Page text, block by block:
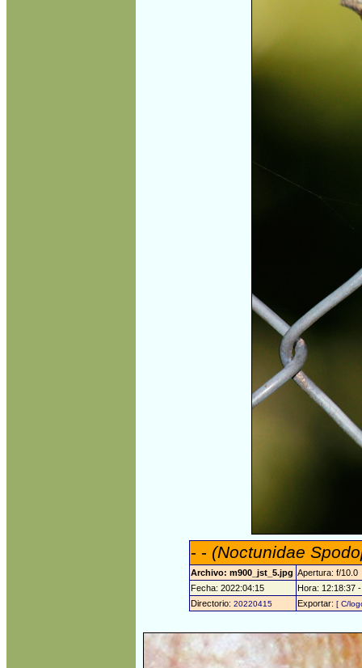
- - (Noctunidae
Archivo: m900_jst_5.jpg Apertura: f/10.0
Fecha: 2022:04:15
Hora: 12:18:37
Directorio:20220415 Exportar:[ C/